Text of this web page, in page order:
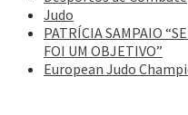
Judo
PATRÍCIA SAMPAIO
FOI UM OBJETIVO”
European Judo